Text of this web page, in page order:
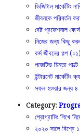
ডিজিটাল মার্কেটিং
জীবনকে পরিবর্তন
বেষ্ট প্রফেশনাল
নিজের জন্য কিছু
কর্ম জীবনের গল্প
পজেটিভ চিন্তা
ইন্টারনেট মার্কেটিং
সফল হওয়ার জন্য ৪
Category:
প্রোগ্রামিং শিখে
২০২০ সালে বিশ্বে